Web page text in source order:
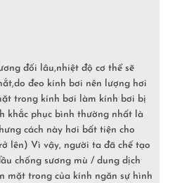
đối lâu,nhiệt độ cơ thể sẽ
đeo kính bơi nên lượng hơi
trong kính bơi làm kính bơi bị
khắc phục bình thường nhất là
cách này hơi bất tiện cho
lên) Vì vậy, người ta đã chế tạo
chống sương mù / dung dịch
mặt trong của kính ngăn sự hình